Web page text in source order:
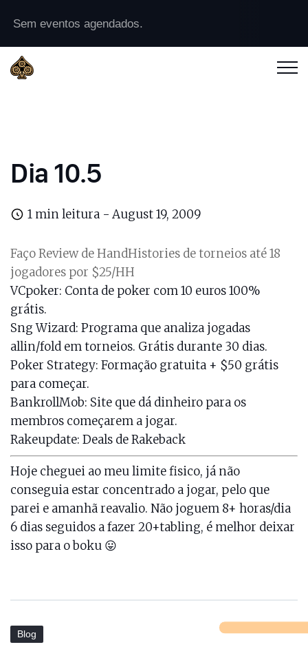
Sem eventos agendados.
Dia 10.5
1 min leitura - August 19, 2009
Faço Review de HandHistories de torneios até 18
jogadores por $25/HH
VCpoker: Conta de poker com 10 euros 100%
grátis.
Sng Wizard: Programa que analiza jogadas
allin/fold em torneios. Grátis durante 30 dias.
Poker Strategy: Formação gratuita + $50 grátis
para começar.
BankrollMob: Site que dá dinheiro para os
membros começarem a jogar.
Rakeupdate: Deals de Rakeback
Hoje cheguei ao meu limite fisico, já não
conseguia estar concentrado a jogar, pelo que
parei e amanhã reavalio. Não joguem 8+ horas/dia
6 dias seguidos a fazer 20+tabling, é melhor deixar
isso para o boku 😛
Blog